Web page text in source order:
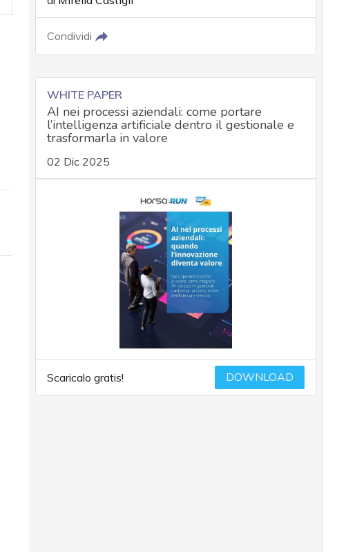
Condividi
WHITE PAPER
AI nei processi aziendali: come portare
l’intelligenza artificiale dentro il gestionale e
trasformarla in valore
02 Dic 2025
Scaricalo gratis! DOWNLOAD